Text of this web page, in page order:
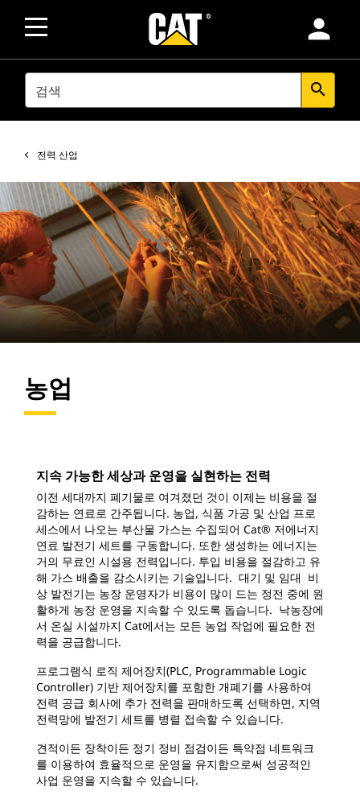
person
SEARCH search
전력 산업
농업
지속 가능한 세상과 운영을 실현하는 전력
이전 세대까지 폐기물로 여겨졌던 것이 이제는 비용을 절
감하는 연료로 간주됩니다. 농업, 식품 가공 및 산업 프로
세스에서 나오는 부산물 가스는 수집되어 Cat® 저에너지
연료 발전기 세트를 구동합니다. 또한 생성하는 에너지는
거의 무료인 시설용 전력입니다. 투입 비용을 절감하고 유
해 가스 배출을 감소시키는 기술입니다. 대기 및 임대 비
상 발전기는 농장 운영자가 비용이 많이 드는 정전 중에 원
활하게 농장 운영을 지속할 수 있도록 돕습니다. 낙농장에
서 온실 시설까지 Cat에서는 모든 농업 작업에 필요한 전
력을 공급합니다.
프로그램식 로직 제어장치(PLC, Programmable Logic
Controller) 기반 제어장치를 포함한 개폐기를 사용하여
전력 공급 회사에 추가 전력을 판매하도록 선택하면, 지역
전력망에 발전기 세트를 병렬 접속할 수 있습니다.
견적이든 장착이든 정기 정비 점검이든 특약점 네트워크
를 이용하여 효율적으로 운영을 유지함으로써 성공적인
사업 운영을 지속할 수 있습니다.